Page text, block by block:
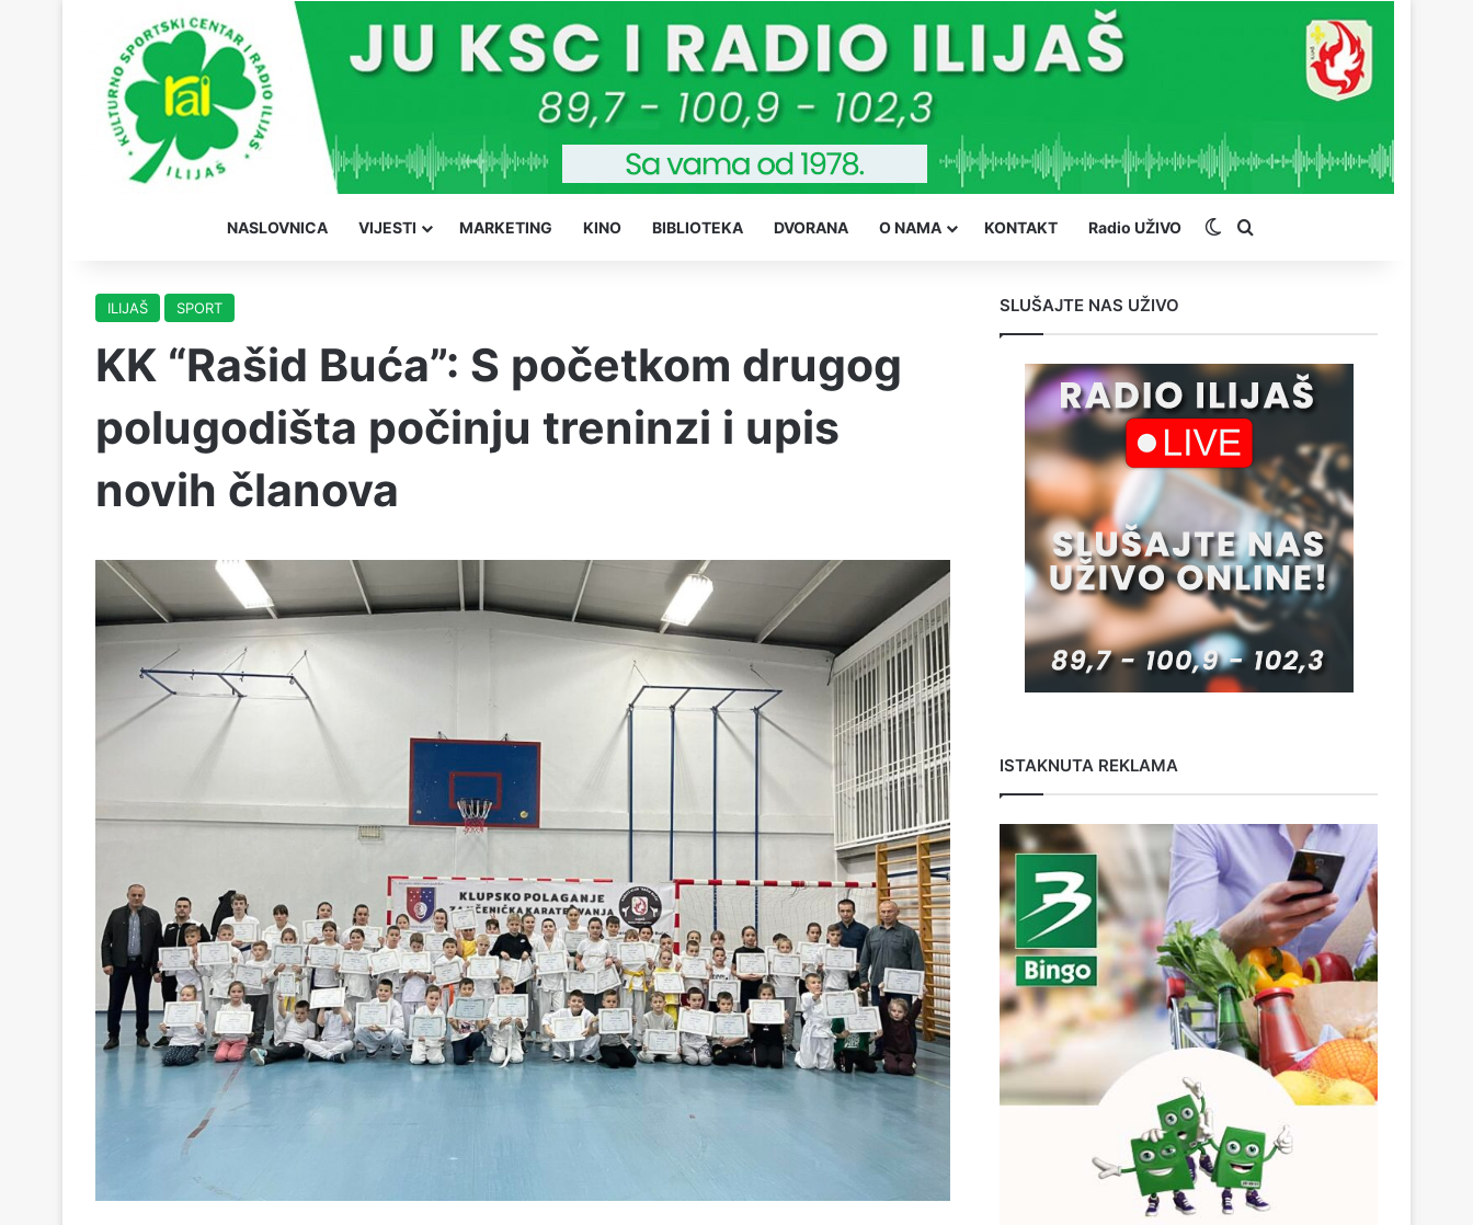
NASLOVNICA VIJESTI MARKETING KINO BIBLIOTEKA DVORANA O NAMA KONTAKT Radio UŽIVO Switch skin
ILIJAŠ SPORT
KK “Rašid Buća”: S početkom drugog
polugodišta počinju treninzi i upis
novih članova
SLUŠAJTE NAS UŽIVO
ISTAKNUTA REKLAMA